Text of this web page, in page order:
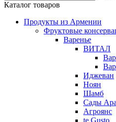
Каталог товаров
Продукты из Армении
Фруктовые
Варенье
ВИТАЛ
Иджеван
Ноян
Шамб
Сады
Агроянс
te Gusto